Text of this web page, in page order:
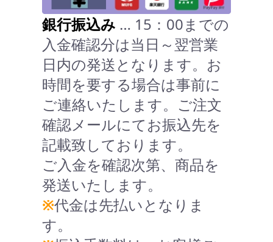
銀行振込み … 15：00までの
入金確認分は当日～翌営業
日内の発送となります。お
時間を要する場合は事前に
ご連絡いたします。ご注文
確認メールにてお振込先を
記載致しております。
ご入金を確認次第、商品を
発送いたします。
※代金は先払いとなりま
す。